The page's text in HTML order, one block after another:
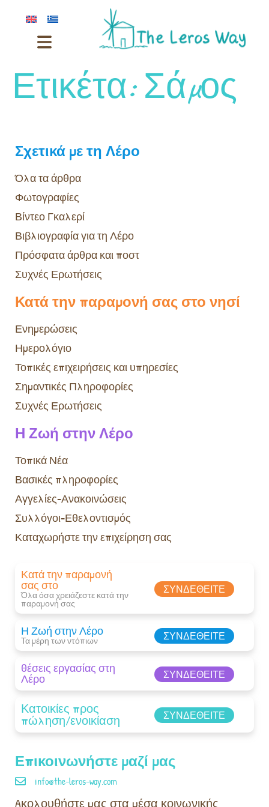
Ετικέτα:Σάμος
Επικοινωνήστε μαζί μας
info@the-leros-way.com
Aκολουθήστε μας στα μέσα κοινωνικής
Σχετικά με τη Λέρο
Όλα τα άρθρα
Φωτογραφίες
Βίντεο Γκαλερί
Βιβλιογραφία για τη Λέρο
Πρόσφατα άρθρα και ποστ
Συχνές Ερωτήσεις
Κατά την παραμονή σας στο νησί
Ενημερώσεις
Ημερολόγιο
Τοπικές επιχειρήσεις και υπηρεσίες
Σημαντικές Πληροφορίες
Συχνές Ερωτήσεις
Η Ζωή στην Λέρο
Τοπικά Νέα
Βασικές πληροφορίες
Αγγελίες-Ανακοινώσεις
Συλλόγοι-Εθελοντισμός
Καταχωρήστε την επιχείρηση σας
Κατά την παραμονή
σας στο
Όλα όσα χρειάζεστε κατά την
παραμονή σας​
ΣΥΝΔΕΘΕΊΤΕ
Η Ζωή στην Λέρο
Τα μέρη των ντόπιων ΣΥΝΔΕΘΕΊΤΕ
θέσεις εργασίας στη
Λέρο ΣΥΝΔΕΘΕΊΤΕ
Κατοικίες προς
πώληση/ενοικίαση ΣΥΝΔΕΘΕΊΤΕ